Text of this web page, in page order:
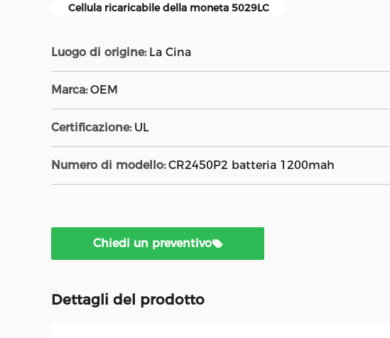
Cellula ricaricabile della moneta 5029LC
Luogo di origine: La Cina
Marca: OEM
Certificazione: UL
Numero di modello: CR2450P2 batteria 1200mah
Chiedi un preventivo
Dettagli del prodotto